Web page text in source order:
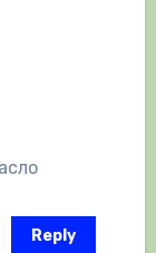
Reply